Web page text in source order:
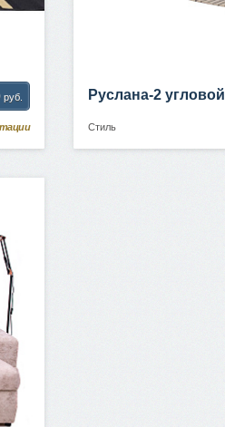
руб. Руслана-2 угловой
Стиль